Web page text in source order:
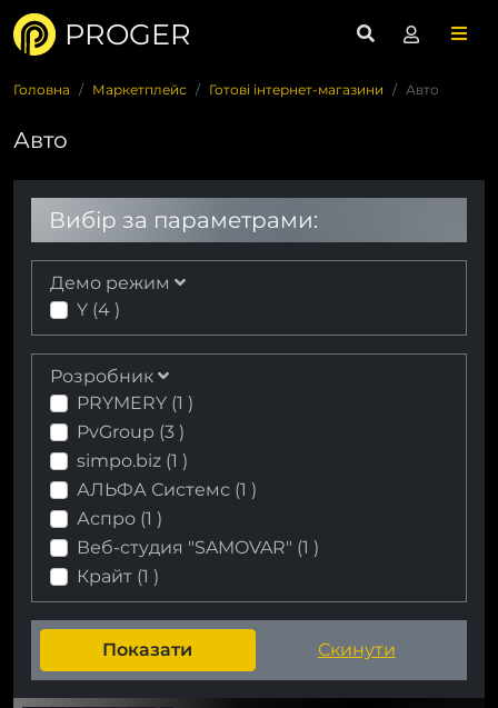
PROGER
Головна Маркетплейс Готові інтернет-магазини Авто
Авто
Вибір за параметрами:
Демо режим
Y (4 )
Розробник
PRYMERY (1 )
PvGroup (3 )
simpo.biz (1 )
АЛЬФА Системс (1 )
Аспро (1 )
Веб-cтудия "SAMOVAR" (1 )
Крайт (1 )